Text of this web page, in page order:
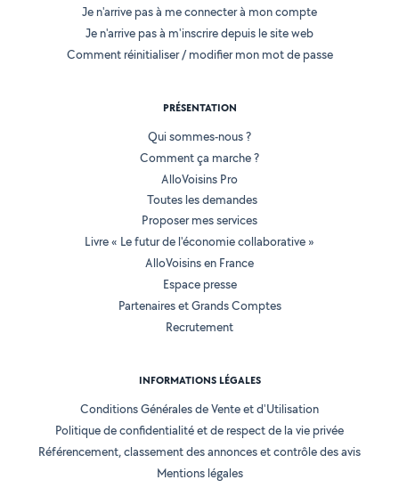
Je n'arrive pas à me connecter à mon compte
Je n'arrive pas à m'inscrire depuis le site web
Comment réinitialiser / modifier mon mot de passe
PRÉSENTATION
Qui sommes-nous ?
Comment ça marche ?
AlloVoisins Pro
Toutes les demandes
Proposer mes services
Livre « Le futur de l'économie collaborative »
AlloVoisins en France
Espace presse
Partenaires et Grands Comptes
Recrutement
INFORMATIONS LÉGALES
Conditions Générales de Vente et d'Utilisation
Politique de confidentialité et de respect de la vie privée
Référencement, classement des annonces et contrôle des avis
Mentions légales